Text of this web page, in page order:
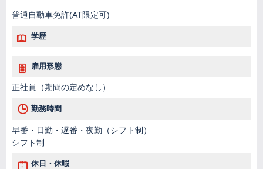
普通自動車免許(AT限定可)
学歴
雇用形態
正社員（期間の定めなし）
勤務時間
早番・日勤・遅番・夜勤（シフト制）
シフト制
休日・休暇